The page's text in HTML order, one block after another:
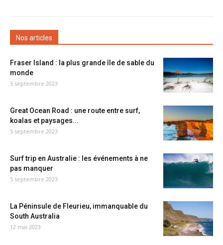
Nos articles
Fraser Island : la plus grande île de sable du
monde
5 septembre 2023
Great Ocean Road : une route entre surf,
koalas et paysages...
5 septembre 2023
Surf trip en Australie : les événements à ne
pas manquer
5 septembre 2023
La Péninsule de Fleurieu, immanquable du
South Australia
12 mai 2023